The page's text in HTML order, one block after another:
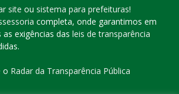
site ou sistema para prefeituras!
completa, onde garantimos em
exigências das leis de transparência
o Radar da Transparência Pública